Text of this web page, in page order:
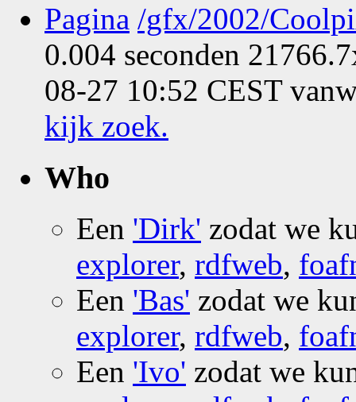
Pagina /gfx/2002/
0.004 seconden
08-27 10:52 CEST
kijk zoek.
Who
Een 'Dirk' zodat we
explorer, rdfweb,
Een 'Bas' zodat we
explorer, rdfweb,
Een 'Ivo' zodat we